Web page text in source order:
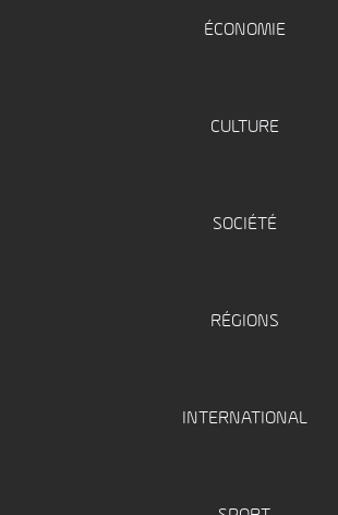
ÉCONOMIE
CULTURE
SOCIÉTÉ
RÉGIONS
INTERNATIONAL